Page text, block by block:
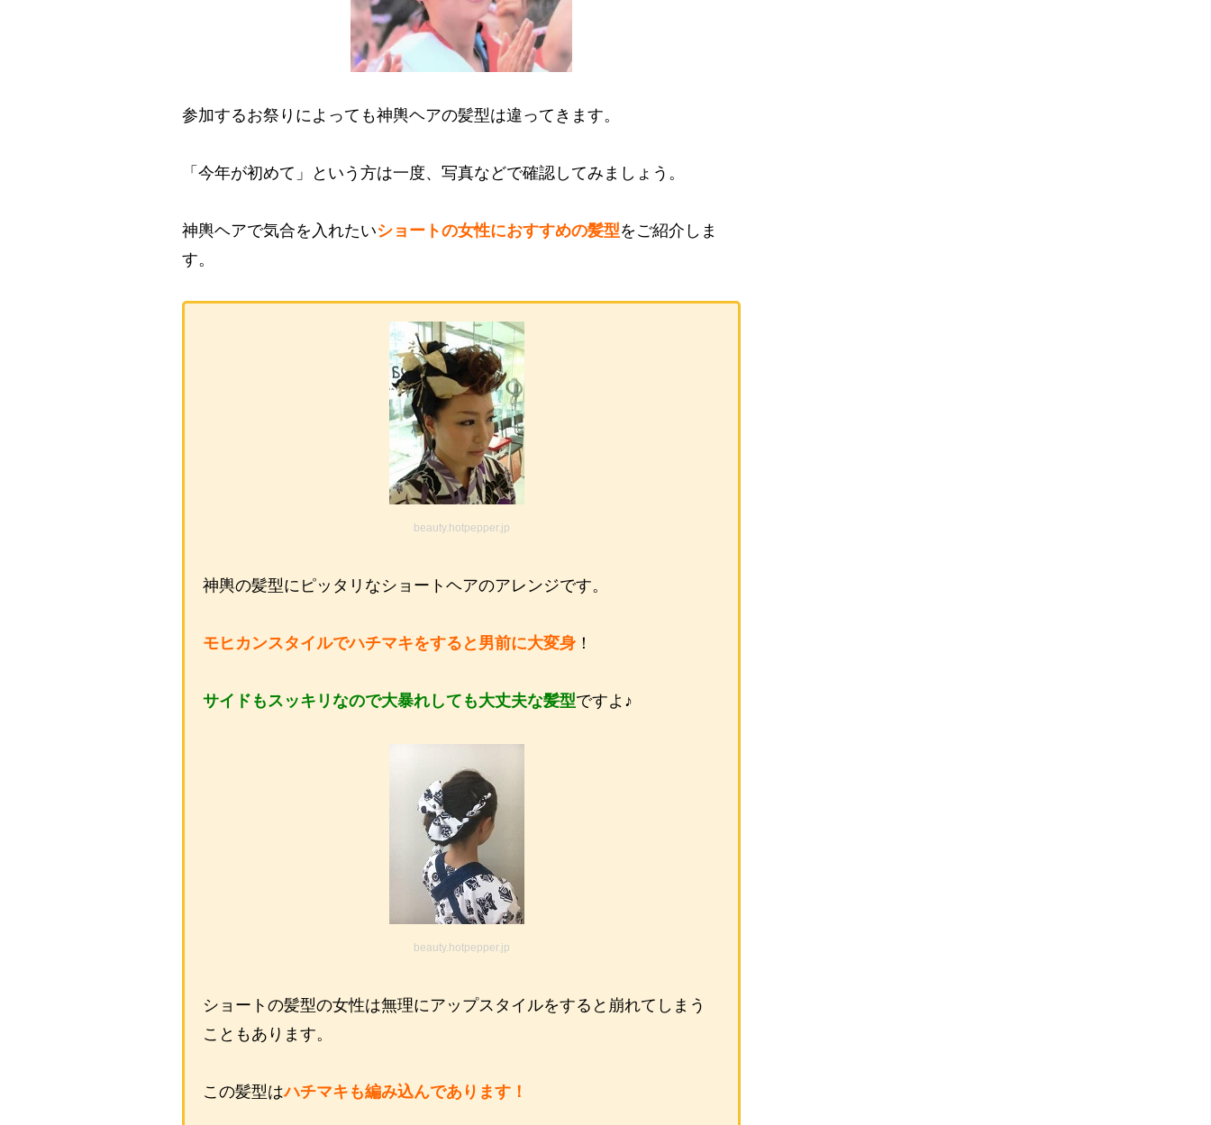
参加するお祭りによっても神輿ヘアの髪型は違ってきます。
「今年が初めて」という方は一度、写真などで確認してみましょう。
神輿ヘアで気合を入れたいショートの女性におすすめの髪型をご紹介しま
す。
beauty.hotpepper.jp
神輿の髪型にピッタリなショートヘアのアレンジです。
モヒカンスタイルでハチマキをすると男前に大変身 ！
サイドもスッキリなので大暴れしても大丈夫な髪型ですよ♪
beauty.hotpepper.jp
ショートの髪型の女性は無理にアップスタイルをすると崩れてしまう
こともあります。
この髪型はハチマキも編み込んであります！